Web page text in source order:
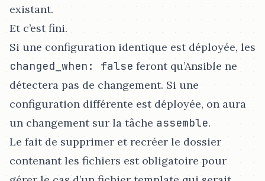
existant.
Et c’est fini.
Si une configuration identique est déployée, les
changed_when: false feront qu’Ansible ne
détectera pas de changement. Si une
configuration différente est déployée, on aura
un changement sur la tâche assemble.
Le fait de supprimer et recréer le dossier
contenant les fichiers est obligatoire pour